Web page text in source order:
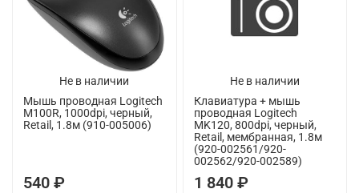
Не в наличии
Мышь проводная Logitech
M100R, 1000dpi, черный,
Retail, 1.8м (910-005006)
540 ₽
Не в наличии
Клавиатура + мышь
проводная Logitech
MK120, 800dpi, черный,
Retail, мембранная, 1.8м
(920-002561/920-
002562/920-002589)
1 840 ₽